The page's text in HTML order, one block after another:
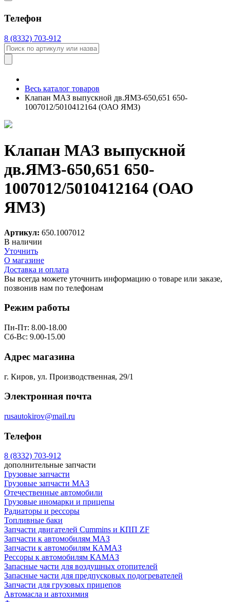
Телефон
8 (8332) 703-912
Весь каталог товаров
Клапан МАЗ выпускной дв.ЯМЗ-650,651 650-
1007012/5010412164 (ОАО ЯМЗ)
Клапан МАЗ выпускной
дв.ЯМЗ-650,651 650-
1007012/5010412164 (ОАО
ЯМЗ)
Артикул: 650.1007012
В наличии
Уточнить
О магазине
Доставка и оплата
Вы всегда можете уточнить информацию о товаре или заказе,
позвонив нам по телефонам
Режим работы
Пн-Пт: 8.00-18.00
Сб-Вс: 9.00-15.00
Адрес магазина
г. Киров, ул. Производственная, 29/1
Электронная почта
rusautokirov@mail.ru
Телефон
8 (8332) 703-912
дополнительные запчасти
Грузовые запчасти
Грузовые запчасти МАЗ
Отечественные автомобили
Грузовые иномарки и прицепы
Радиаторы и рессоры
Топливные баки
Запчасти двигателей Cummins и КПП ZF
Запчасти к автомобилям МАЗ
Запчасти к автомобилям КАМАЗ
Рессоры к автомобилям КАМАЗ
Запасные части для воздушных отопителей
Запасные части для предпусковых подогревателей
Запчасти для грузовых прицепов
Автомасла и автохимия